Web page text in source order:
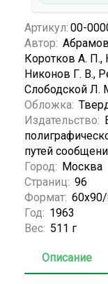
Артикул: 00-
Автор:
Коротков А. П.,
Никонов Г. В.,
Слободской Л.
Обложка:
Издательство:
путей
Город: Москва
Страниц: 96
Формат:
Год: 1963
Вес: 511 г
Описание